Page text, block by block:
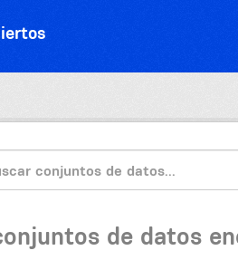
de datos